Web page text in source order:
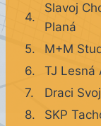
4.
Slavoj
Planá
5. M+M
6.
TJ Lesná
7.
Draci
8.
SKP